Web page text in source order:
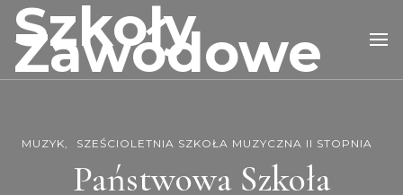
Szkoły
Zawodowe
MUZYK SZEŚCIOLETNIA SZKOŁA MUZYCZNA II STOPNIA
Państwowa Szkoła